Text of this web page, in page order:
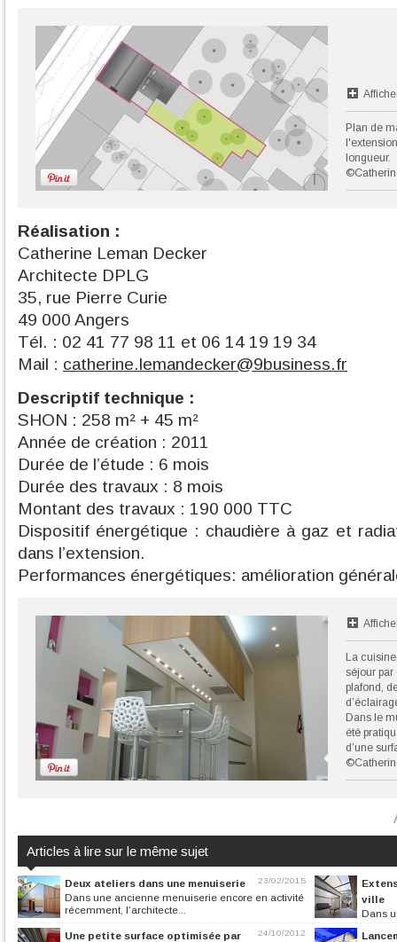
Plan de
longueur.
Réalisation :
Catherine Leman Decker
Architecte DPLG
35, rue Pierre Curie
49 000 Angers
Tél. : 02 41 77 98 11 et 06 14 19 19 34
Mail : catherine.lemandecker@9business.fr
Descriptif technique :
SHON : 258 m² + 45 m²
Année de création : 2011
Durée de l’étude : 6 mois
Durée des travaux : 8 mois
Montant des travaux : 190 000 TTC
Dispositif énergétique : chaudière à gaz et
dans l’extension.
Performances énergétiques: amélioration
La
séjour
plafond,
Dans le
été
d’une
Articles à lire sur le même sujet
23/02/2015
Deux ateliers dans une menuiserie
Dans une ancienne menuiserie encore en activité
récemment, l’architecte...
ville
Dans
l’agence THINK
24/10/2012
Une petite surface optimisée par